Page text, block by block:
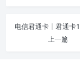
上一篇